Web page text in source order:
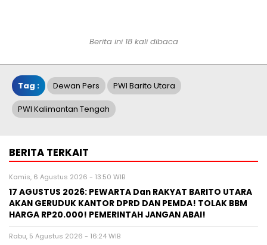
Berita ini 18 kali dibaca
Tag : Dewan Pers PWI Barito Utara
PWI Kalimantan Tengah
BERITA TERKAIT
Kamis, 6 Agustus 2026 - 13:50 WIB
17 AGUSTUS 2026: PEWARTA Dan RAKYAT BARITO UTARA
AKAN GERUDUK KANTOR DPRD DAN PEMDA! TOLAK BBM
HARGA RP20.000! PEMERINTAH JANGAN ABAI!
Rabu, 5 Agustus 2026 - 16:24 WIB